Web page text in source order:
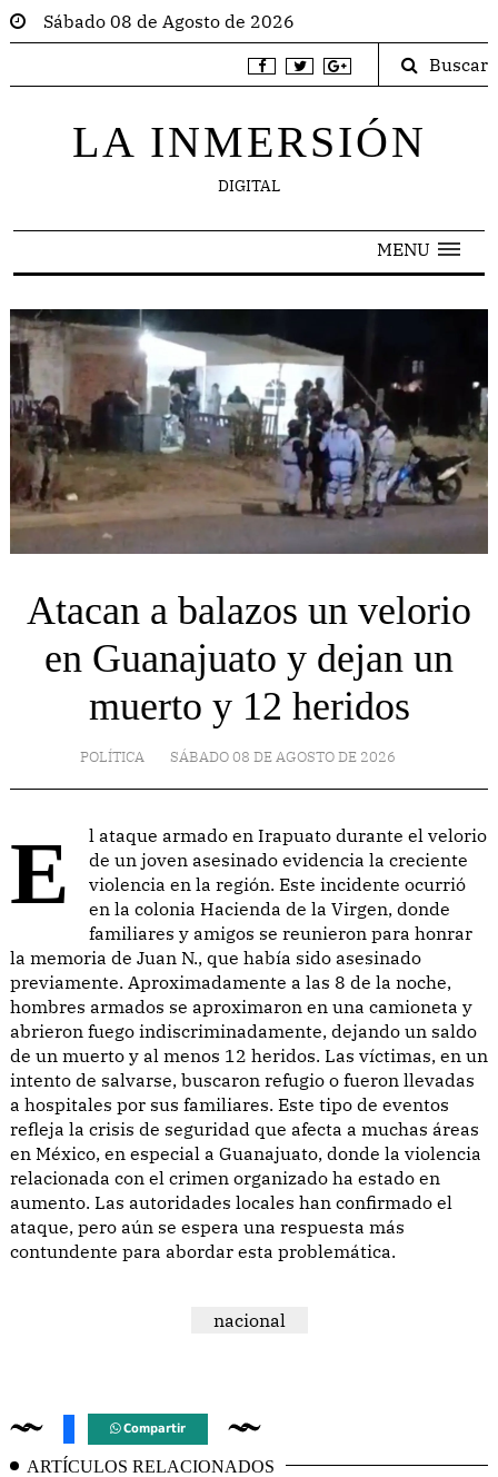
Sábado 08 de Agosto de 2026
Buscar
LA INMERSIÓN
DIGITAL
MENU
Atacan a balazos un velorio
en Guanajuato y dejan un
muerto y 12 heridos
POLÍTICA SÁBADO 08 DE AGOSTO DE 2026
El ataque armado en Irapuato durante el velorio
de un joven asesinado evidencia la creciente
violencia en la región. Este incidente ocurrió
en la colonia Hacienda de la Virgen, donde
familiares y amigos se reunieron para honrar
la memoria de Juan N., que había sido asesinado
previamente. Aproximadamente a las 8 de la noche,
hombres armados se aproximaron en una camioneta y
abrieron fuego indiscriminadamente, dejando un saldo
de un muerto y al menos 12 heridos. Las víctimas, en un
intento de salvarse, buscaron refugio o fueron llevadas
a hospitales por sus familiares. Este tipo de eventos
refleja la crisis de seguridad que afecta a muchas áreas
en México, en especial a Guanajuato, donde la violencia
relacionada con el crimen organizado ha estado en
aumento. Las autoridades locales han confirmado el
ataque, pero aún se espera una respuesta más
contundente para abordar esta problemática.
nacional
Compartir
ARTÍCULOS RELACIONADOS